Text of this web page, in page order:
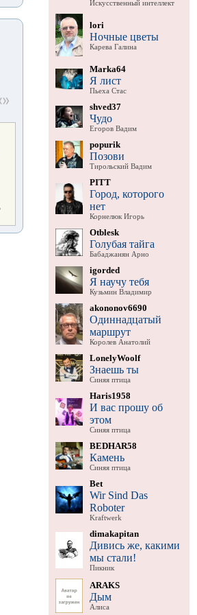
Искусственный интеллект
lori
Ночные цветы
Карева Галина
Marka64
Я лист
Пьеха Стас
shved37
Чудо
Егоров Вадим
popurik
Позови
Тирольский Вадим
PITT
Город, которого
нет
Корнелюк Игорь
Otblesk
Голубая тайга
Бабаджанян Арно
igorded
Я научу тебя
Кузьмин Владимир
akononov6690
Одиннадцатый
маршрут
Королев Анатолий
LonelyWoolf
Знаешь ты
Синяя птица
Haris1958
И вас прошу об
этом
Синяя птица
BEDHAR58
Камень
Синяя птица
Bet
Wir Sind Das
Roboter
Kraftwerk
dimakapitan
Дивись же, какими
мы стали!
Пикник
ARAKS
Дым
Алиса